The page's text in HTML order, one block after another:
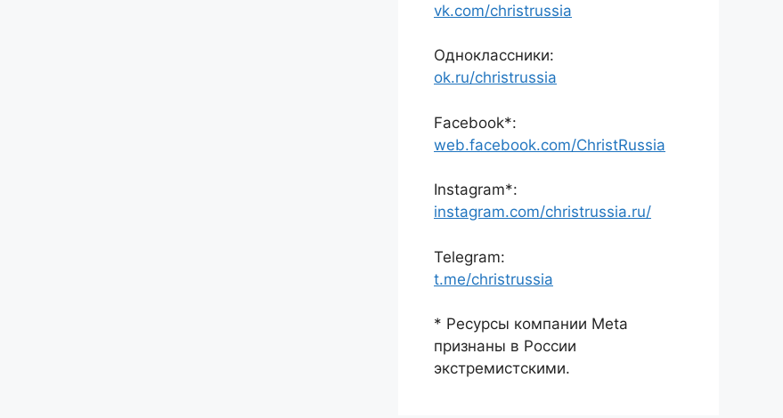
vk.com/christrussia
Одноклассники:
ok.ru/christrussia
Facebook*:
web.facebook.com/ChristRussia
Instagram*:
instagram.com/christrussia.ru/
Telegram:
t.me/christrussia
* Ресурсы компании Meta
признаны в России
экстремистскими.